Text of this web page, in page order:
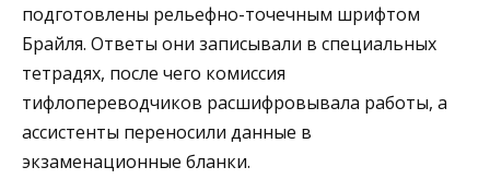
подготовлены рельефно-точечным шрифтом
Брайля. Ответы они записывали в специальных
тетрадях, после чего комиссия
тифлопереводчиков расшифровывала работы, а
ассистенты переносили данные в
экзаменационные бланки.